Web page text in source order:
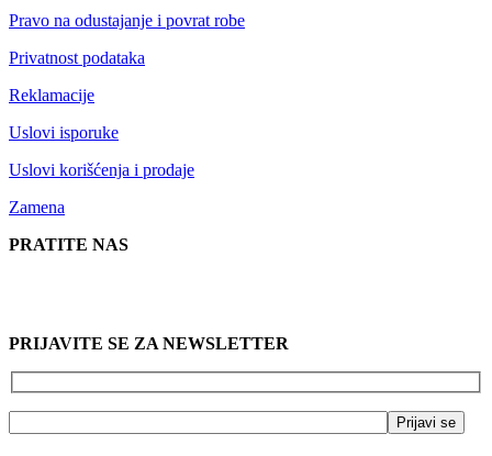
Pravo na odustajanje i povrat robe
Privatnost podataka
Reklamacije
Uslovi isporuke
Uslovi korišćenja i prodaje
Zamena
PRATITE NAS
PRIJAVITE SE ZA NEWSLETTER